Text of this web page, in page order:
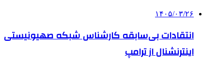
۱۴۰۵/۰۳/۲۶
انتقادات بی‌سابقه کارشناس شبکه صهیونیستی
اینترنشنال از ترامپ